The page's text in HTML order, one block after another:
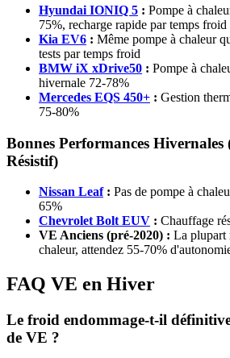
Hyundai IONIQ 5 : Pompe à
75%, recharge rapide par temps froid
Kia EV6 : Même pompe à chaleur
tests par temps froid
BMW iX xDrive50 : Pompe à
hivernale 72-78%
Mercedes EQS 450+ : Gestion
75-80%
Bonnes Performances Hivernales
Résistif)
Nissan Leaf: Pas de pompe à
65%
Chevrolet Bolt EUV : Chauffage
VE Anciens (pré-2020) : La plupart
chaleur, attendez 55-70%
FAQ VE en Hiver
Le froid endommage-t-il
de VE ?